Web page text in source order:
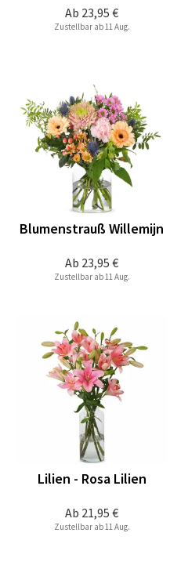
Ab 23,95 €
Zustellbar ab 11 Aug.
Ab 23,95 €
Blumenstrauß Willemijn
Zustellbar ab 11 Aug.
Ab 21,95 €
Lilien - Rosa Lilien
Zustellbar ab 11 Aug.